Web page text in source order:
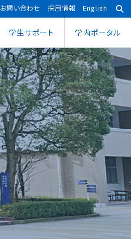
お問い合わせ 採用情報 English
大学院
応用理工学専攻
社会システム学専攻
学⽣サポート 学内ポータル